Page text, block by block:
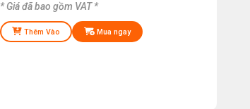
* Giá đã bao gồm VAT *
Thêm Vào Mua ngay